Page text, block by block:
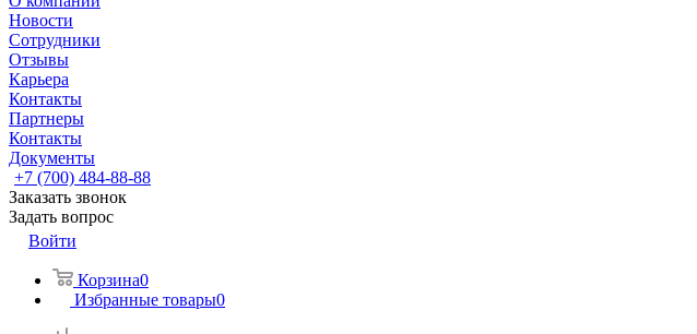
Новости
Сотрудники
Отзывы
Карьера
Контакты
Партнеры
Контакты
Документы
+7 (700) 484-88-88
Заказать звонок
Задать вопрос
Войти
Корзина0
Избранные товары0